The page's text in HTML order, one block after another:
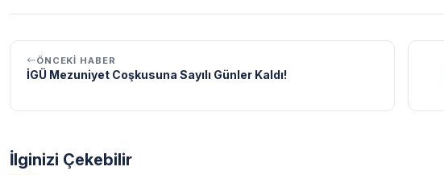
ÖNCEKI HABER
İGÜ Mezuniyet Coşkusuna Sayılı Günler Kaldı!
İlginizi Çekebilir